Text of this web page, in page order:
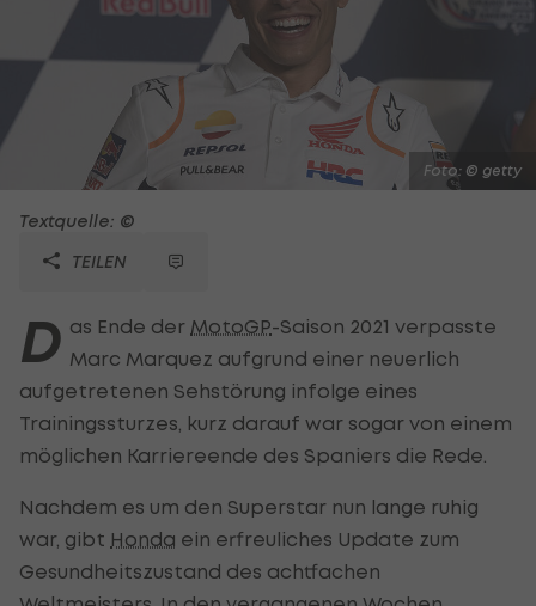
Foto: © getty
Textquelle: ©
TEILEN
D as Ende der MotoGP-Saison 2021 verpasste
Marc Marquez aufgrund einer neuerlich
aufgetretenen Sehstörung infolge eines
Trainingssturzes, kurz darauf war sogar von einem
möglichen Karriereende des Spaniers die Rede.
Nachdem es um den Superstar nun lange ruhig
war, gibt Honda ein erfreuliches Update zum
Gesundheitszustand des achtfachen